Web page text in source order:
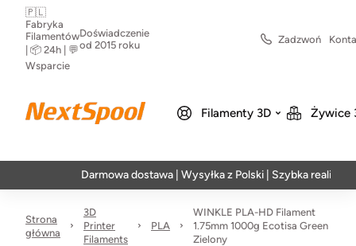
🇵🇱
Fabryka
Filamentów
| 📦 24h | 💬
Wsparcie
Doświadczenie
od 2015 roku
Zadzwoń
Filamenty 3D Żywice
Darmowa dostawa | Wysyłka z Polski | Szybka realizacja w 24h
Strona
główna
3D
Printer
Filaments
PLA
WINKLE PLA-HD Filament
1.75mm 1000g Ecotisa Green
Zielony